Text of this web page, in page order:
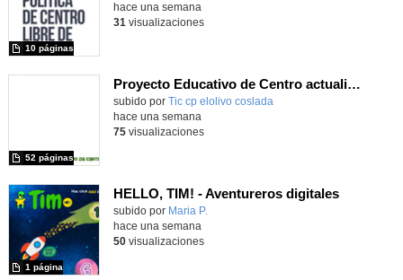
10 páginas
hace una semana
31 visualizaciones
Proyecto Educativo de Centro actualizado 2026
subido por Tic cp elolivo coslada
52 páginas
hace una semana
75visualizaciones
HELLO, TIM! - Aventureros digitales
Contenido educativo.
subido por Maria P.
1 página
hace una semana
50visualizaciones